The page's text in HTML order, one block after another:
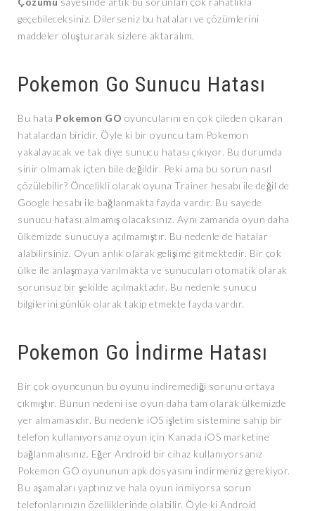
geçebileceksiniz. Dilerseniz bu hataları ve çözümlerini
maddeler oluşturarak sizlere aktaralım.
Pokemon Go Sunucu Hatası
Bu hata Pokemon GO oyuncularını en çok çileden çıkaran
hatalardan biridir. Öyle ki bir oyuncu tam Pokemon
yakalayacak ve tak diye sunucu hatası çıkıyor. Bu durumda
sinir olmamak içten bile değildir. Peki ama bu sorun nasıl
çözülebilir? Öncelikli olarak oyuna Trainer hesabı ile değil de
Google hesabı ile bağlanmakta fayda vardır. Bu sayede
sunucu hatası almamış olacaksınız. Aynı zamanda oyun daha
ülkemizde sunucuya açılmamıştır. Bu nedenle de hatalar
alabilirsiniz. Oyun anlık olarak gelişime gitmektedir. Bir çok
ülke ile anlaşmaya varılmakta ve sunucuları otomatik olarak
sorunsuz bir şekilde açılmaktadır. Bu nedenle sunucu
bilgilerini günlük olarak takip etmekte fayda vardır.
Pokemon Go İndirme Hatası
Bir çok oyuncunun bu oyunu indiremediği sorunu ortaya
çıkmıştır. Bunun nedeni ise oyun daha tam olarak ülkemizde
yer almamasıdır. Bu nedenle iOS işletim sistemine sahip bir
telefon kullanıyorsanız oyun için Kanada iOS marketine
bağlanmalısınız. Eğer Android bir cihaz kullanıyorsanız
Pokemon GO oyununun apk dosyasını indirmeniz gerekiyor.
Bu aşamaları yaptınız ve hala oyun inmiyorsa sorun
telefonlarınızın özelliklerinde olabilir. Öyle ki Android